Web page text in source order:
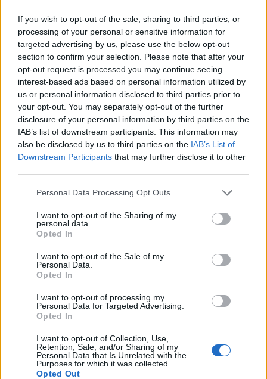
If you wish to opt-out of the sale, sharing to third parties, or
processing of your personal or sensitive information for
targeted advertising by us, please use the below opt-out
section to confirm your selection. Please note that after your
opt-out request is processed you may continue seeing
interest-based ads based on personal information utilized by
us or personal information disclosed to third parties prior to
your opt-out. You may separately opt-out of the further
disclosure of your personal information by third parties on the
IAB’s list of downstream participants. This information may
also be disclosed by us to third parties on the IAB’s List of
Downstream Participants that may further disclose it to other
Personal Data Processing Opt Outs
I want to opt-out of the Sharing of my
personal data.
Opted In
I want to opt-out of the Sale of my
Personal Data.
Opted In
I want to opt-out of processing my
Personal Data for Targeted Advertising.
Opted In
I want to opt-out of Collection, Use,
Retention, Sale, and/or Sharing of my
Personal Data that Is Unrelated with the
Purposes for which it was collected.
Opted Out
strabiliante cavalcata che ha riportato e consolidato
l’Ipswich Town in Premier League, viene considerato il
profilo ideale per dare continuità al progetto tattico di Silva.
L’operazione, tuttavia, non si preannuncia semplice né
economica: sebbene non ci siano ancora stati contatti
ufficiali tra i club, per strappare McKenna aiTractor Boys
Fulham dovrà sborsare una clausola rescissoria di circa 8
milioni di sterline.
L’alternativa di lusso: Thomas Frank resta
sullo sfondo
Se la pista che porta a McKenna dovesse farsi troppo
impervia, iCottagerstengono calda l’affascinante
danese vanta una profonda conoscenza dei derby
londinesi e della Premier League, e il suo nome garantisce
quell’esperienza internazionale necessaria per mantenere
il Fulham nella parte sinistra della classifica. La corsa alla
panchina di Craven Cottage è ufficialmente aperta: Khan
vuole stringere i tempi per regalare il prima possibile un
nuovo re al proprio popolo.